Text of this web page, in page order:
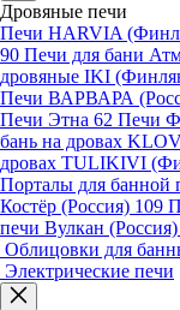
Дровяные печи
Печи HARVIA
90 Печи для бани
дровяные IKI
Печи ВАРВАРА
Печи Этна 62 Печи
бань на дровах
дровах TULIKIVI
Порталы для банной
Костёр (Россия) 109
печи Вулкан (Россия)
Облицовки для
Электрические печи